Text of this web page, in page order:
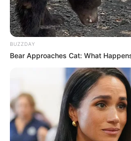
BUZZDAY
Bear Approaches Cat: What